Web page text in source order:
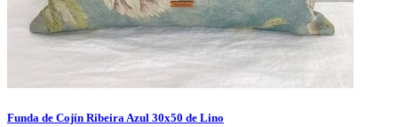
Funda de Cojín Ribeira Azul 30x50 de Lino